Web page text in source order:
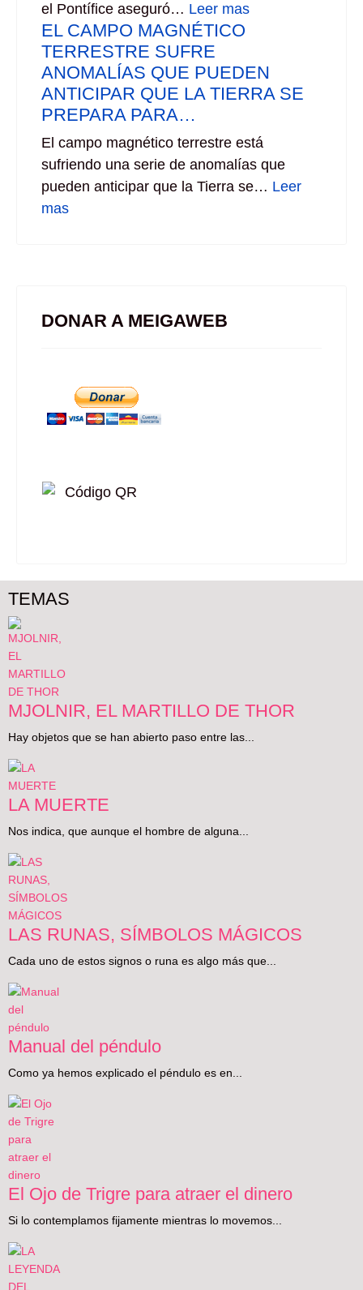
el Pontífice aseguró… Leer mas
EL CAMPO MAGNÉTICO
TERRESTRE SUFRE
ANOMALÍAS QUE PUEDEN
ANTICIPAR QUE LA TIERRA SE
PREPARA PARA…
El campo magnético terrestre está
sufriendo una serie de anomalías que
pueden anticipar que la Tierra se… Leer
mas
DONAR A MEIGAWEB
TEMAS
MJOLNIR, EL MARTILLO DE THOR
Hay objetos que se han abierto paso entre las...
LA MUERTE
Nos indica, que aunque el hombre de alguna...
LAS RUNAS, SÍMBOLOS MÁGICOS
Cada uno de estos signos o runa es algo más que...
Manual del péndulo
Como ya hemos explicado el péndulo es en...
El Ojo de Trigre para atraer el dinero
Si lo contemplamos fijamente mientras lo movemos...